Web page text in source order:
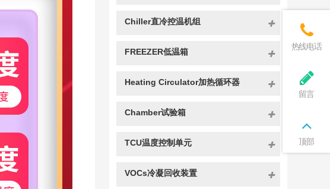
Chiller直冷控温机组
FREEZER低温箱
Heating Circulator加热循环器
Chamber试验箱
TCU温度控制单元
VOCs冷凝回收装置
热线电话
留言
顶部